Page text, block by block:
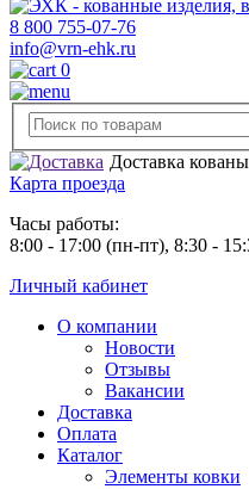
8 800 755-07-76
info@vrn-ehk.ru
0
Доставка
Карта проезда
Часы работы:
8:00 - 17:00 (пн-пт), 8:30 -
Личный кабинет
О компании
Новости
Отзывы
Вакансии
Доставка
Оплата
Каталог
Элементы ковки